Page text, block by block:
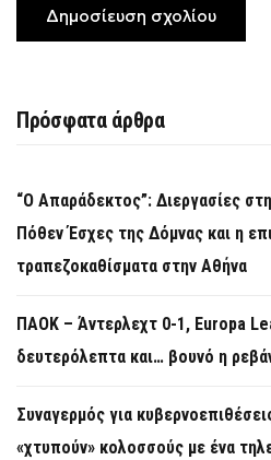
Πρόσφατα άρθρα
“Ο Απαράδεκτος”: Διεργασίες
Πόθεν Έσχες της Δόμνας και η
τραπεζοκαθίσματα στην Αθήνα
ΠΑΟΚ – Άντερλεχτ 0-1, Europa
δευτερόλεπτα και… βουνό η
Συναγερμός για
«χτυπούν» κολοσσούς με ένα